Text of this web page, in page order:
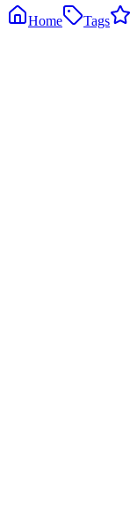
Home Tags